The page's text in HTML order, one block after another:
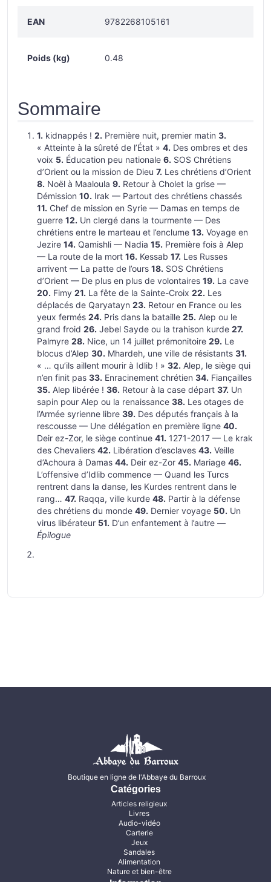
EAN 9782268105161
Poids (kg) 0.48
Sommaire
1. kidnappés ! 2. Première nuit, premier matin 3.
« Atteinte à la sûreté de l’État » 4. Des ombres et des
voix 5. Éducation peu nationale 6. SOS Chrétiens
d’Orient ou la mission de Dieu 7. Les chrétiens d’Orient
8. Noël à Maaloula 9. Retour à Cholet la grise —
Démission 10. Irak — Partout des chrétiens chassés
11. Chef de mission en Syrie — Damas en temps de
guerre 12. Un clergé dans la tourmente — Des
chrétiens entre le marteau et l’enclume 13. Voyage en
Jezire 14. Qamishli — Nadia 15. Première fois à Alep
— La route de la mort 16. Kessab 17. Les Russes
arrivent — La patte de l’ours 18. SOS Chrétiens
d’Orient — De plus en plus de volontaires 19. La cave
20. Fimy 21. La fête de la Sainte-Croix 22. Les
déplacés de Qaryatayn 23. Retour en France ou les
yeux fermés 24. Pris dans la bataille 25. Alep ou le
grand froid 26. Jebel Sayde ou la trahison kurde 27.
Palmyre 28. Nice, un 14 juillet prémonitoire 29. Le
blocus d’Alep 30. Mhardeh, une ville de résistants 31.
« … qu’ils aillent mourir à Idlib ! » 32. Alep, le siège qui
n’en finit pas 33. Enracinement chrétien 34. Fiançailles
35. Alep libérée ! 36. Retour à la case départ 37. Un
sapin pour Alep ou la renaissance 38. Les otages de
l’Armée syrienne libre 39. Des députés français à la
rescousse — Une délégation en première ligne 40.
Deir ez-Zor, le siège continue 41. 1271-2017 — Le krak
des Chevaliers 42. Libération d’esclaves 43. Veille
d’Achoura à Damas 44. Deir ez-Zor 45. Mariage 46.
L’offensive d’Idlib commence — Quand les Turcs
rentrent dans la danse, les Kurdes rentrent dans le
rang… 47. Raqqa, ville kurde 48. Partir à la défense
des chrétiens du monde 49. Dernier voyage 50. Un
virus libérateur 51. D’un enfantement à l’autre —
Épilogue
Boutique en ligne de l'Abbaye du Barroux
Catégories
Articles religieux
Livres
Audio-vidéo
Carterie
Jeux
Sandales
Alimentation
Nature et bien-être